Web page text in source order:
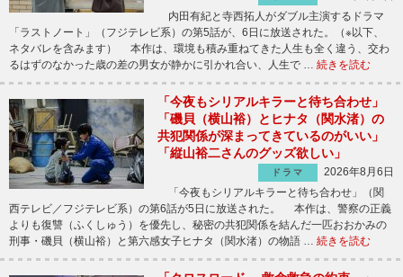
内田有紀と寺西拓人がダブル主演するドラマ
「ラストノート」（フジテレビ系）の第5話が、6日に放送された。（※以下、
ネタバレを含みます） 本作は、環境も積み重ねてきた人生も全く違う、交わ
るはずのなかった歳の差の男女が静かに引かれ合い、人生で … 続きを読む
「今夜もシリアルキラーと待ち合わせ」
「磯貝（横山裕）とヒナタ（関水渚）の
共犯関係が深まってきているのがいい」
「縦山裕二さんのグッズ欲しい」
ドラマ
2026年8月6日
「今夜もシリアルキラーと待ち合わせ」（関
西テレビ／フジテレビ系）の第6話が5日に放送された。 本作は、警察の正義
よりも復讐（ふくしゅう）を優先し、秘密の共犯関係を結んだ一匹おおかみの
刑事・磯貝（横山裕）と第六感女子ヒナタ（関水渚）の物語 … 続きを読む